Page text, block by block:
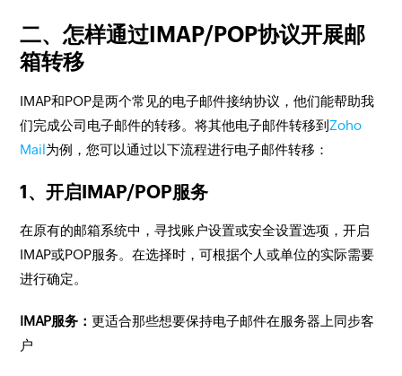
二、怎样通过IMAP/POP协议开展邮
箱转移
IMAP和POP是两个常见的电子邮件接纳协议，他们能帮助我
们完成公司电子邮件的转移。将其他电子邮件转移到 Zoho
Mail为例，您可以通过以下流程进行电子邮件转移：
1、开启IMAP/POP服务
在原有的邮箱系统中，寻找账户设置或安全设置选项，开启
IMAP或POP服务。在选择时，可根据个人或单位的实际需要
进行确定。
IMAP服务：更适合那些想要保持电子邮件在服务器上同步客
户